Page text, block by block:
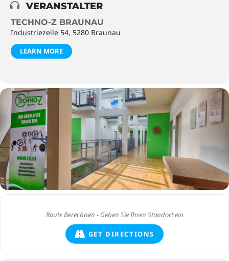
VERANSTALTER
TECHNO-Z BRAUNAU
Industriezeile 54, 5280 Braunau
LEARN MORE
GET DIRECTIONS